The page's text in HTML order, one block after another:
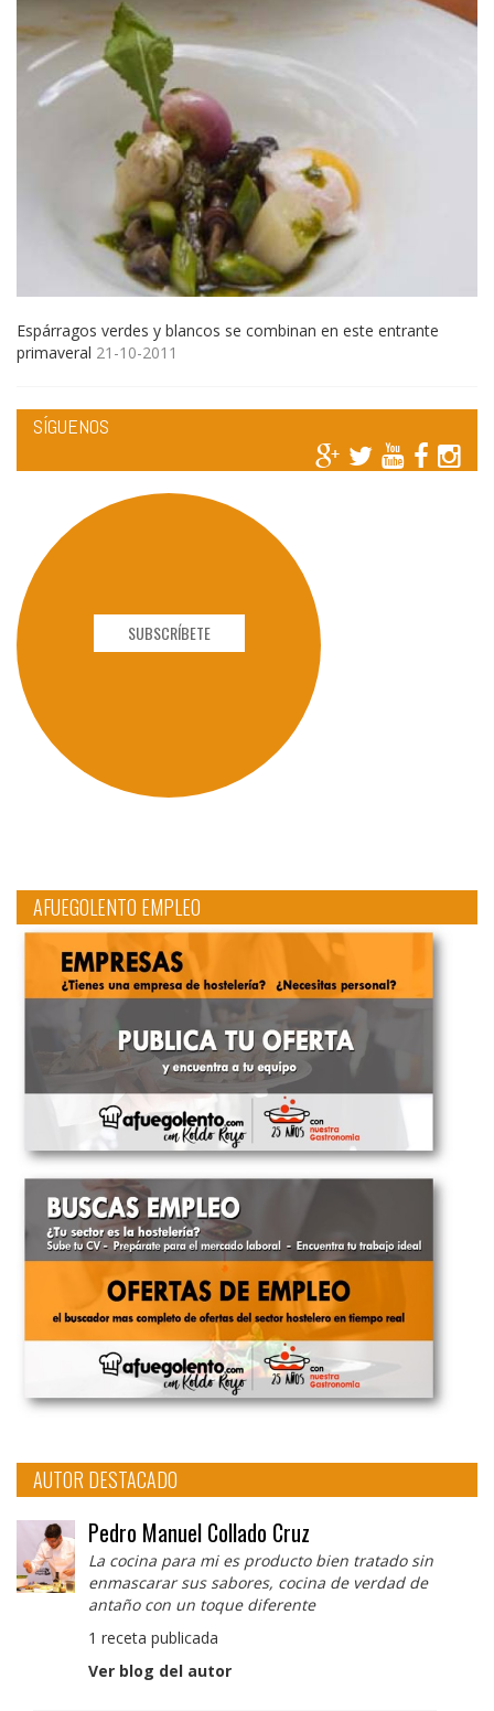
Espárragos verdes y blancos se combinan en este entrante
primaveral 21-10-2011
SÍGUENOS
SUBSCRÍBETE
AFUEGOLENTO EMPLEO
AUTOR DESTACADO
Pedro Manuel Collado Cruz
La cocina para mi es producto bien tratado sin
enmascarar sus sabores, cocina de verdad de
antaño con un toque diferente
1 receta publicada
Ver blog del autor